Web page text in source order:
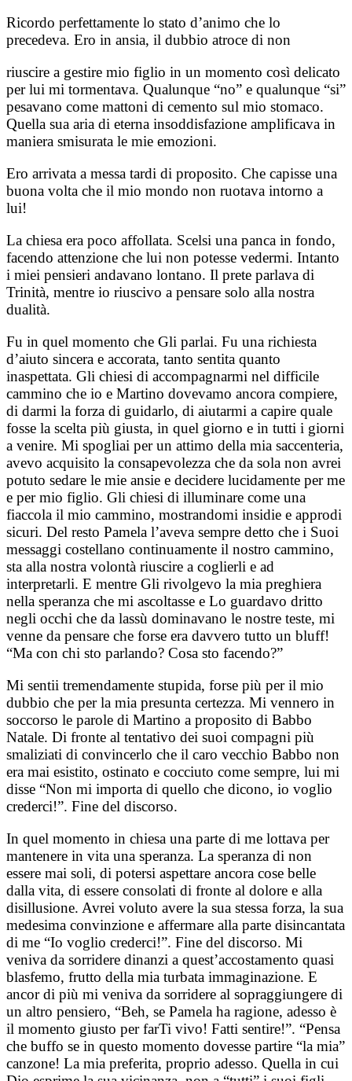
Ricordo perfettamente lo stato d’animo che lo
precedeva. Ero in ansia, il dubbio atroce di non
riuscire a gestire mio figlio in un momento così delicato
per lui mi tormentava. Qualunque “no” e qualunque “si”
pesavano come mattoni di cemento sul mio stomaco.
Quella sua aria di eterna insoddisfazione amplificava in
maniera smisurata le mie emozioni.
Ero arrivata a messa tardi di proposito. Che capisse una
buona volta che il mio mondo non ruotava intorno a
lui!
La chiesa era poco affollata. Scelsi una panca in fondo,
facendo attenzione che lui non potesse vedermi. Intanto
i miei pensieri andavano lontano. Il prete parlava di
Trinità, mentre io riuscivo a pensare solo alla nostra
dualità.
Fu in quel momento che Gli parlai. Fu una richiesta
d’aiuto sincera e accorata, tanto sentita quanto
inaspettata. Gli chiesi di accompagnarmi nel difficile
cammino che io e Martino dovevamo ancora compiere,
di darmi la forza di guidarlo, di aiutarmi a capire quale
fosse la scelta più giusta, in quel giorno e in tutti i giorni
a venire. Mi spogliai per un attimo della mia saccenteria,
avevo acquisito la consapevolezza che da sola non avrei
potuto sedare le mie ansie e decidere lucidamente per me
e per mio figlio. Gli chiesi di illuminare come una
fiaccola il mio cammino, mostrandomi insidie e approdi
sicuri. Del resto Pamela l’aveva sempre detto che i Suoi
messaggi costellano continuamente il nostro cammino,
sta alla nostra volontà riuscire a coglierli e ad
interpretarli. E mentre Gli rivolgevo la mia preghiera
nella speranza che mi ascoltasse e Lo guardavo dritto
negli occhi che da lassù dominavano le nostre teste, mi
venne da pensare che forse era davvero tutto un bluff!
“Ma con chi sto parlando? Cosa sto facendo?”
Mi sentii tremendamente stupida, forse più per il mio
dubbio che per la mia presunta certezza. Mi vennero in
soccorso le parole di Martino a proposito di Babbo
Natale. Di fronte al tentativo dei suoi compagni più
smaliziati di convincerlo che il caro vecchio Babbo non
era mai esistito, ostinato e cocciuto come sempre, lui mi
disse “Non mi importa di quello che dicono, io voglio
crederci!”. Fine del discorso.
In quel momento in chiesa una parte di me lottava per
mantenere in vita una speranza. La speranza di non
essere mai soli, di potersi aspettare ancora cose belle
dalla vita, di essere consolati di fronte al dolore e alla
disillusione. Avrei voluto avere la sua stessa forza, la sua
medesima convinzione e affermare alla parte disincantata
di me “Io voglio crederci!”. Fine del discorso. Mi
veniva da sorridere dinanzi a quest’accostamento quasi
blasfemo, frutto della mia turbata immaginazione. E
ancor di più mi veniva da sorridere al sopraggiungere di
un altro pensiero, “Beh, se Pamela ha ragione, adesso è
il momento giusto per farTi vivo! Fatti sentire!”. “Pensa
che buffo se in questo momento dovesse partire “la mia”
canzone! La mia preferita, proprio adesso. Quella in cui